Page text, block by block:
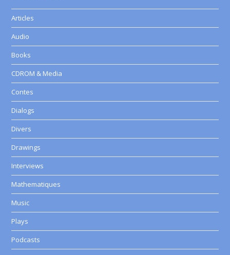
Articles
Audio
Books
CDROM & Media
Contes
Dialogs
Divers
Drawings
Interviews
Mathematiques
Music
Plays
Podcasts